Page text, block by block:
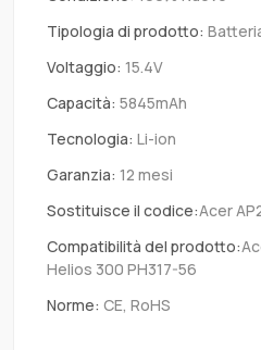
Tipologia di prodotto:
Voltaggio: 15.4V
Capacità: 5845mAh
Tecnologia: Li-ion
Garanzia: 12 mesi
Sostituisce il codice:Acer
Compatibilità del prodotto:
Helios 300 PH317-56
Norme: CE, RoHS